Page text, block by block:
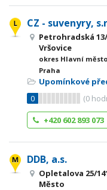
CZ - suvenyry,
Petrohradská 13/
Vršovice
okres Hlavní
Praha
Upomínkové
0
(0
+420 602 893 073
DDB, a.s.
Opletalova 25/
Město